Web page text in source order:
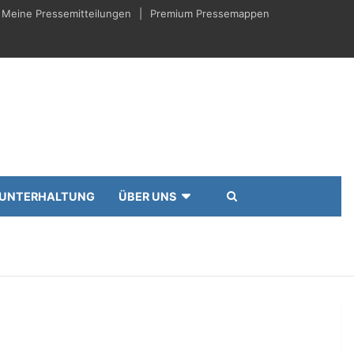
Meine Pressemitteilungen Premium Pressemappen
UNTERHALTUNG ÜBER UNS